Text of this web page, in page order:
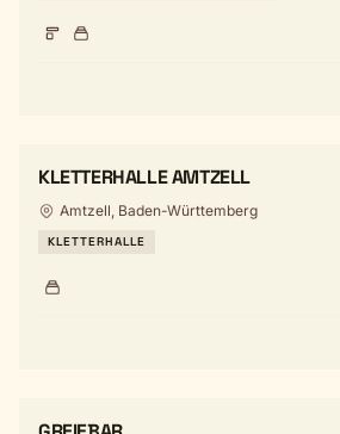
KLETTERHALLE AMTZELL
Amtzell, Baden-Württemberg
KLETTERHALLE